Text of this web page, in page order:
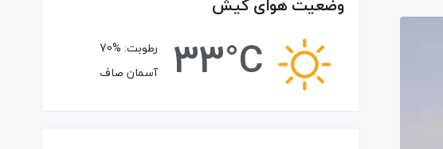
33°C رطوبت: 70%
آسمان صاف